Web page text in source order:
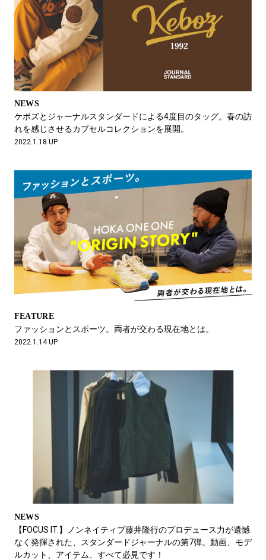
NEWS
ケボズとジャーナルスタンダードによる4度目のタッグ。春の訪
れを感じさせるカプセルコレクションを展開。
2022.1.18 UP
FEATURE
ファッションとスポーツ。両者が交わる現在地とは。
2022.1.14 UP
NEWS
【FOCUS IT.】ノンネイティブ藤井隆行のプロデュース力が遺憾
なく発揮された、スタンダードジャーナルの第7弾。動画、モデ
ルカット、アイテム、すべて必見です！